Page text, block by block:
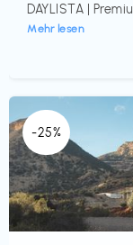
DAYLISTA |
Mehr lesen
-25%